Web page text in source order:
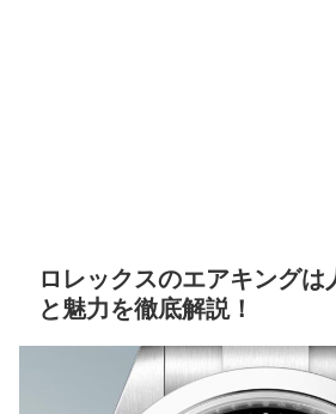
ロレックスのエアキングは
と魅力を徹底解説！